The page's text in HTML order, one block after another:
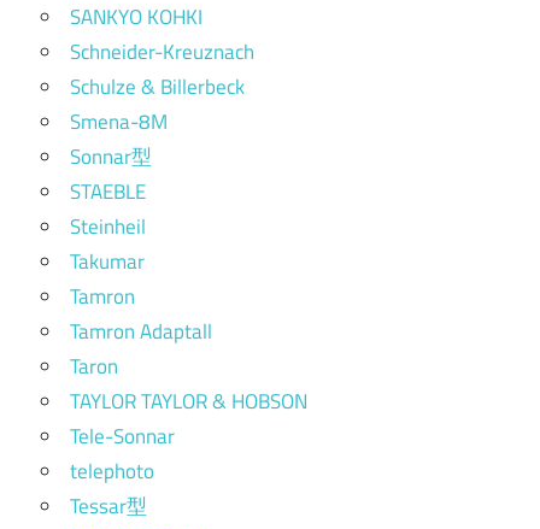
SANKYO KOHKI
Schneider-Kreuznach
Schulze & Billerbeck
Smena-8M
Sonnar型
STAEBLE
Steinheil
Takumar
Tamron
Tamron Adaptall
Taron
TAYLOR TAYLOR & HOBSON
Tele-Sonnar
telephoto
Tessar型